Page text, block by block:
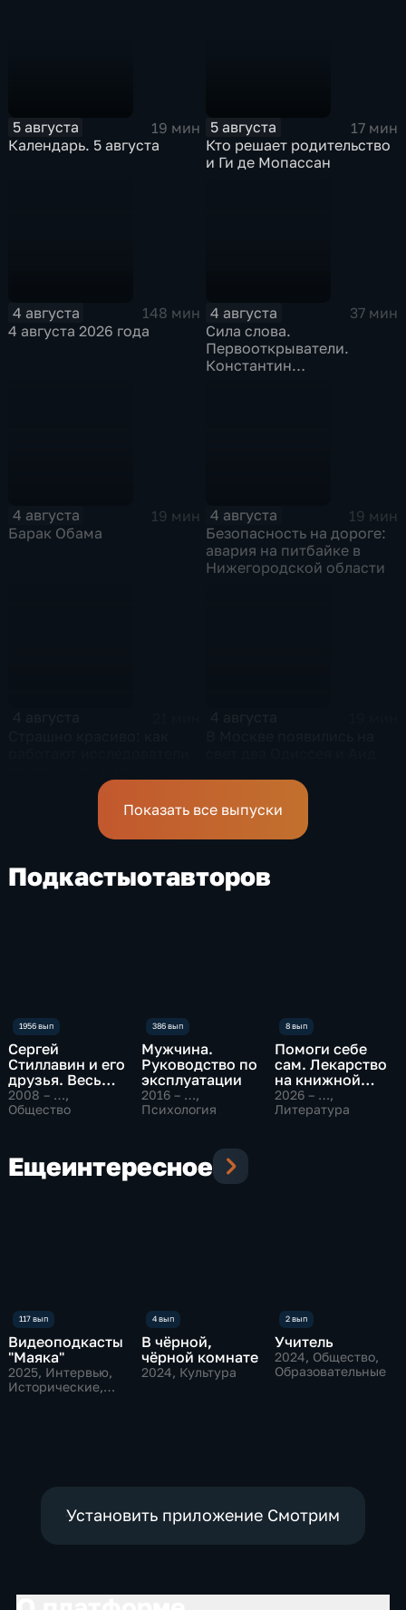
5 августа
19 мин
Календарь. 5 августа
5 августа
17 мин
Кто решает родительство
и Ги де Мопассан
4 августа
148 мин
4 августа 2026 года
4 августа
37 мин
Сила слова.
Первооткрыватели.
Константин
4 августа
19 мин
Барак Обама
4 августа
19 мин
Безопасность на дороге:
авария на питбайке в
Нижегородской области
Показать все выпуски
Подкастыотавторов
Сергей
Стиллавин и его
друзья. Весь
эфир
2008 – …,
Общество
Мужчина.
Руководство по
эксплуатации
2016 – …,
Психология
Помоги себе
сам. Лекарство
на книжной
полке
2026 – …,
Литература
Ещеинтересное
Видеоподкасты
"Маяка"
2025, Интервью,
Исторические,
В чёрной,
чёрной комнате
2024, Культура
Учитель
2024, Общество,
Образовательные
Установить приложение Смотрим